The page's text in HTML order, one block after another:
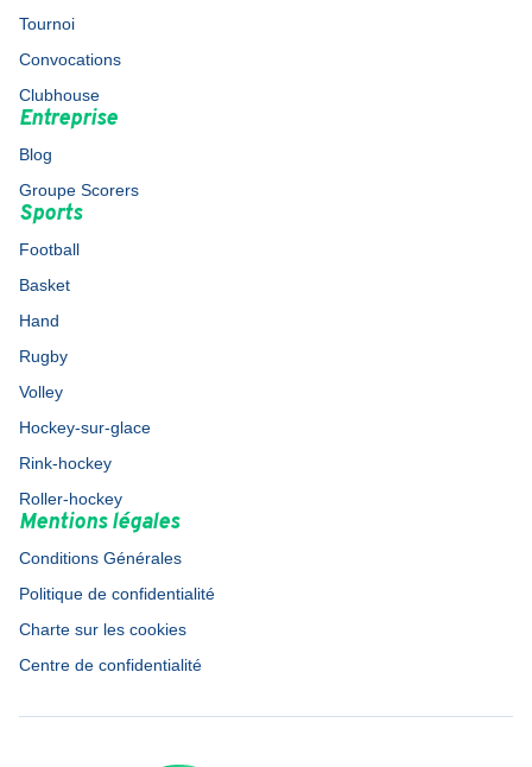
Tournoi
Convocations
Clubhouse
Entreprise
Blog
Groupe Scorers
Sports
Football
Basket
Hand
Rugby
Volley
Hockey-sur-glace
Rink-hockey
Roller-hockey
Mentions légales
Conditions Générales
Politique de confidentialité
Charte sur les cookies
Centre de confidentialité